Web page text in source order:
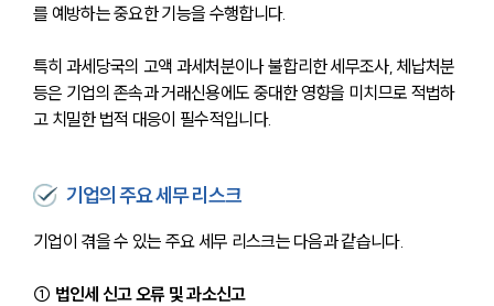
를 예방하는 중요한 기능을 수행합니다.
특히 과세당국의 고액 과세처분이나 불합리한 세무조사, 체납처분
등은 기업의 존속과 거래신용에도 중대한 영향을 미치므로 적법하
고 치밀한 법적 대응이 필수적입니다.
기업의 주요 세무 리스크
기업이 겪을 수 있는 주요 세무 리스크는 다음과 같습니다.
① 법인세 신고 오류 및 과소신고